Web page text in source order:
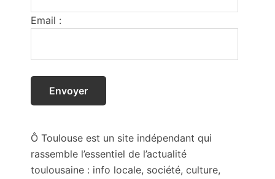
Email :
Ô Toulouse est un site indépendant qui
rassemble l’essentiel de l’actualité
toulousaine : info locale, société, culture,